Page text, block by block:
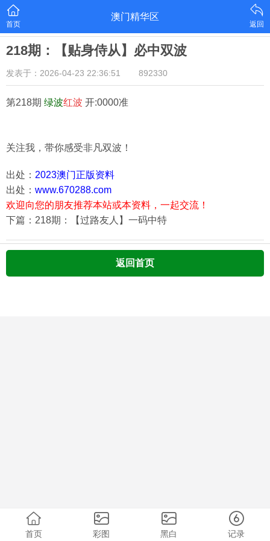
首页
澳门精华区
返回
218期：【贴身侍从】必中双波
发表于：2026-04-23 22:36:51 892330
第218期 绿波红波 开:0000准
关注我，带你感受非凡双波！
出处： 2023澳门正版资料
出处： www.670288.com
欢迎向您的朋友推荐本站或本资料，一起交流！
下篇：218期：【过路友人】一码中特
返回首页
首页 彩图 黑白 记录